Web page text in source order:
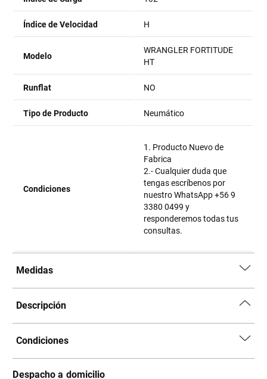
Índice de Velocidad H
Modelo
WRANGLER FORTITUDE
HT
Runflat NO
Tipo de Producto Neumático
Condiciones
1. Producto Nuevo de
Fabrica
2.- Cualquier duda que
tengas escríbenos por
nuestro WhatsApp +56 9
3380 0499 y
responderemos todas tus
consultas.
Medidas
Descripción
Condiciones
Despacho a domicilio